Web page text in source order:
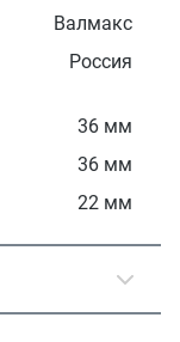
Валмакс
Россия
36 мм
36 мм
22 мм